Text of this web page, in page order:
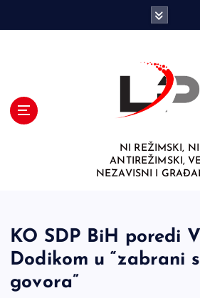
NI REŽIMSKI, NI
ANTIREŽIMSKI,
NEZAVISNI I
KO SDP BiH poredi
Dodikom u “zabrani
govora”